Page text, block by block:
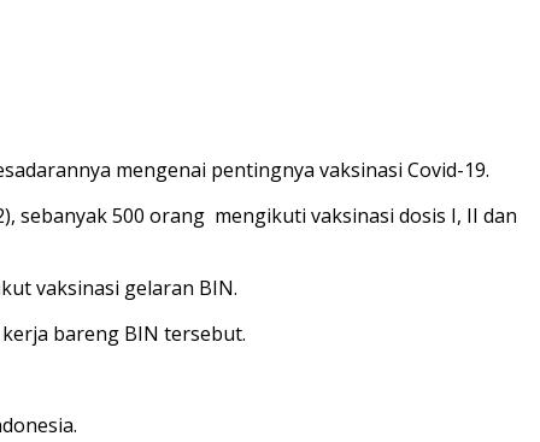
mengenai pentingnya vaksinasi Covid-19.
sebanyak 500 orang mengikuti vaksinasi dosis I, II dan
vaksinasi gelaran BIN.
bareng BIN tersebut.